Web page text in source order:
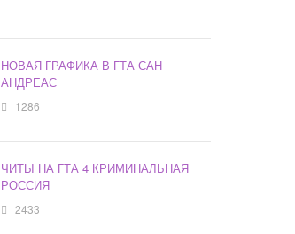
НОВАЯ ГРАФИКА В ГТА САН
АНДРЕАС
1286
ЧИТЫ НА ГТА 4 КРИМИНАЛЬНАЯ
РОССИЯ
2433